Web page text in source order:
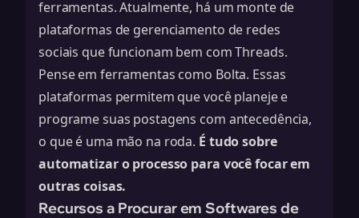
ferramentas. Atualmente, há um monte de
plataformas de gerenciamento de redes
sociais que funcionam bem com Threads.
Pense em ferramentas como Bolta. Essas
plataformas permitem que você planeje e
programe suas postagens com antecedência,
o que é uma mão na roda. É tudo sobre
automatizar o processo para você focar em
outras coisas.
Recursos a Procurar em Softwares de